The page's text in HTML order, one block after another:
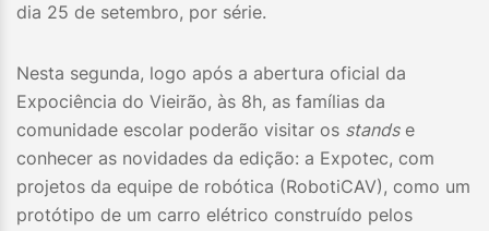
dia 25 de setembro, por série.
Nesta segunda, logo após a abertura oficial da
Expociência do Vieirão, às 8h, as famílias da
comunidade escolar poderão visitar os standse
conhecer as novidades da edição: a Expotec, com
projetos da equipe de robótica (RobotiCAV), como um
protótipo de um carro elétrico construído pelos